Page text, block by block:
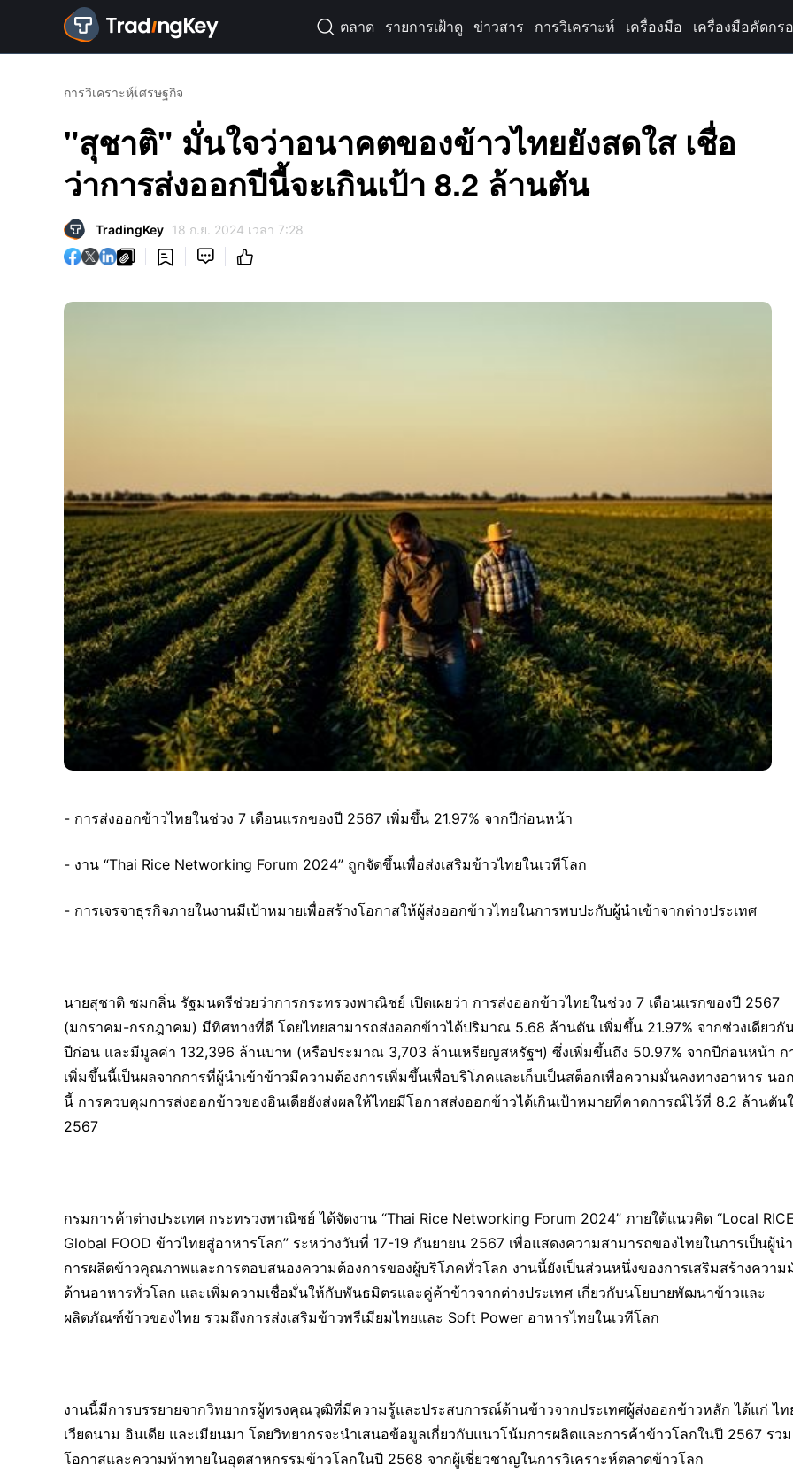
 ตลาด รายการเฝ้าดู ข่าวสาร การวิเคราะห์ เครื่องมือ เครื่องมือคัดกร
การวิเคราะห์เศรษฐกิจ
"สุชาติ" มั่นใจว่าอนาคตของข้าวไทยยังสดใส เชื่อ
ว่าการส่งออกปีนี้จะเกินเป้า 8.2 ล้านตัน
TradingKey 18 ก.ย. 2024 เวลา 7:28
   
- การส่งออกข้าวไทยในช่วง 7 เดือนแรกของปี 2567 เพิ่มขึ้น 21.97% จากปีก่อนหน้า
- งาน “Thai Rice Networking Forum 2024” ถูกจัดขึ้นเพื่อส่งเสริมข้าวไทยในเวทีโลก
- การเจรจาธุรกิจภายในงานมีเป้าหมายเพื่อสร้างโอกาสให้ผู้ส่งออกข้าวไทยในการพบปะกับผู้นำเข้าจากต่างประเทศ
นายสุชาติ ชมกลิ่น รัฐมนตรีช่วยว่าการกระทรวงพาณิชย์ เปิดเผยว่า การส่งออกข้าวไทยในช่วง 7 เดือนแรกของปี 2567
(มกราคม-กรกฎาคม) มีทิศทางที่ดี โดยไทยสามารถส่งออกข้าวได้ปริมาณ 5.68 ล้านตัน เพิ่มขึ้น 21.97% จากช่วงเดียวกั
ปีก่อน และมีมูลค่า 132,396 ล้านบาท (หรือประมาณ 3,703 ล้านเหรียญสหรัฐฯ) ซึ่งเพิ่มขึ้นถึง 50.97% จากปีก่อนหน้า ก
เพิ่มขึ้นนี้เป็นผลจากการที่ผู้นำเข้าข้าวมีความต้องการเพิ่มขึ้นเพื่อบริโภคและเก็บเป็นสต็อกเพื่อความมั่นคงทางอาหาร นอ
นี้ การควบคุมการส่งออกข้าวของอินเดียยังส่งผลให้ไทยมีโอกาสส่งออกข้าวได้เกินเป้าหมายที่คาดการณ์ไว้ที่ 8.2 ล้านตัน
2567
กรมการค้าต่างประเทศ กระทรวงพาณิชย์ ได้จัดงาน “Thai Rice Networking Forum 2024” ภายใต้แนวคิด “Local
Global FOOD ข้าวไทยสู่อาหารโลก” ระหว่างวันที่ 17-19 กันยายน 2567 เพื่อแสดงความสามารถของไทยในการเป็นผู้น
การผลิตข้าวคุณภาพและการตอบสนองความต้องการของผู้บริโภคทั่วโลก งานนี้ยังเป็นส่วนหนึ่งของการเสริมสร้างความ
ด้านอาหารทั่วโลก และเพิ่มความเชื่อมั่นให้กับพันธมิตรและคู่ค้าข้าวจากต่างประเทศ เกี่ยวกับนโยบายพัฒนาข้าวและ
ผลิตภัณฑ์ข้าวของไทย รวมถึงการส่งเสริมข้าวพรีเมียมไทยและ Soft Power อาหารไทยในเวทีโลก
งานนี้มีการบรรยายจากวิทยากรผู้ทรงคุณวุฒิที่มีความรู้และประสบการณ์ด้านข้าวจากประเทศผู้ส่งออกข้าวหลัก ได้แก่ ไท
เวียดนาม อินเดีย และเมียนมา โดยวิทยากรจะนำเสนอข้อมูลเกี่ยวกับแนวโน้มการผลิตและการค้าข้าวโลกในปี 2567 รว
โอกาสและความท้าทายในอุตสาหกรรมข้าวโลกในปี 2568 จากผู้เชี่ยวชาญในการวิเคราะห์ตลาดข้าวโลก